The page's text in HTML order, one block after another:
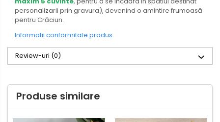
personalizarii prin gravura), devenind o amintire frumoasă
pentru Crăciun.
Informatii conformitate produs
Review-uri (0)
Produse similare